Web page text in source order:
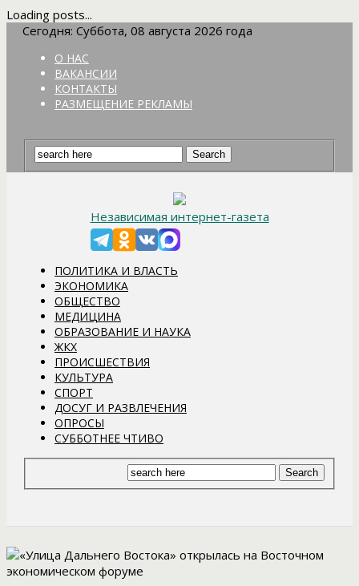
Loading posts...
Сегодня: Суббота, 08 августа 2026 года
О НАС
ВАКАНСИИ
КОНТАКТЫ
РАЗМЕЩЕНИЕ РЕКЛАМЫ
Независимая интернет-газета
ПОЛИТИКА И ВЛАСТЬ
ЭКОНОМИКА
ОБЩЕСТВО
МЕДИЦИНА
ОБРАЗОВАНИЕ И НАУКА
ЖКХ
ПРОИСШЕСТВИЯ
КУЛЬТУРА
СПОРТ
ДОСУГ И РАЗВЛЕЧЕНИЯ
ОПРОСЫ
СУББОТНЕЕ ЧТИВО